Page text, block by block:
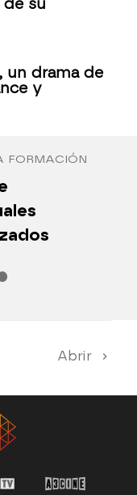
su
un drama de
y
FORMACIÓN
Abrir